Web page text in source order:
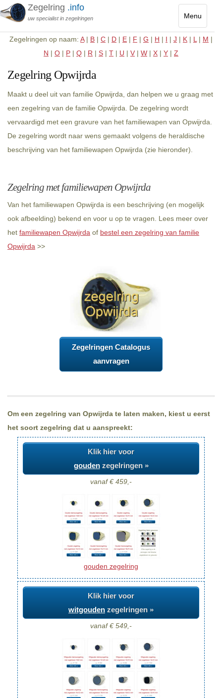
Menu
Toggle
Zegelring .info
uw specialist in zegelringen
Zegelringen op naam: A| B | C | D | E | F | G | H | I | J | K | L | M |
N | O | P | Q | R | S | T | U | V | W | X | Y | Z
Zegelring Opwijrda
Maakt u deel uit van familie Opwijrda, dan helpen we u graag met
een zegelring van de familie Opwijrda. De zegelring wordt
vervaardigd met een gravure van het familiewapen van Opwijrda.
De zegelring wordt naar wens gemaakt volgens de heraldische
beschrijving van het familiewapen Opwijrda (zie hieronder).
Zegelring met familiewapen Opwijrda
Van het familiewapen Opwijrda is een beschrijving (en mogelijk
ook afbeelding) bekend en voor u op te vragen. Lees meer over
het familiewapen Opwijrda of bestel een zegelring van familie
Opwijrda >>
Zegelringen Catalogus
aanvragen
Om een zegelring van Opwijrda te laten maken, kiest u eerst
het soort zegelring dat u aanspreekt:
Klik hier voor
goudenzegelringen »
vanaf € 459,-
gouden zegelring
Klik hier voor
witgouden zegelringen »
vanaf € 549,-